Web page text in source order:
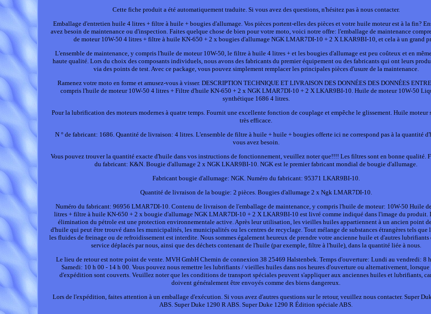
Cette fiche produit a été automatiquement traduite. Si vous avez des questions, n'hésitez pas à nous contacter.
Emballage d'entretien huile 4 litres + filtre à huile + bougies d'allumage. Vos pièces portent-elles des pièces et votre huile moteur est à la fin?
avez besoin de maintenance ou d'inspection. Faites quelque chose de bien pour votre moto, voici notre offre: l'emballage de maintenance
de moteur 10W-50 4 litres + filtre à huile KN-650 + 2 x bougies d'allumage NGK LMAR7DI-10 + 2 X LKAR9BI-10, et cela à un grand
L'ensemble de maintenance, y compris l'huile de moteur 10W-50, le filtre à huile 4 litres + et les bougies d'allumage est peu coûteux et en
haute qualité. Lors du choix des composants individuels, nous avons des fabricants du premier équipement ou des fabricants qui ont leurs
via des points de test. Avec ce package, vous pouvez simplement remplacer les principales pièces d'usure de la maintenance.
Ramenez votre moto en forme et amusez-vous à visser. DESCRIPTION TECHNIQUE ET LIVRAISON DES DONNÉES DES DONNÉES
compris l'huile de moteur 10W-50 4 litres + Filtre d'huile KN-650 + 2 x NGK LMAR7DI-10 + 2 X LKAR9BI-10. Huile de moteur 10W-50
synthétique 1686 4 litres.
Pour la lubrification des moteurs modernes à quatre temps. Fournit une excellente fonction de couplage et empêche le glissement. Huile moteur
très efficace.
N ° de fabricant: 1686. Quantité de livraison: 4 litres. L'ensemble de filtre à huile + huile + bougies offerte ici ne correspond pas à la quantité
vous avez besoin.
Vous pouvez trouver la quantité exacte d'huile dans vos instructions de fonctionnement, veuillez noter que!!!! Les filtres sont en bonne qualité.
du fabricant: K&N. Bougie d'allumage 2 x NGK LKAR9BI-10. NGK est le premier fabricant mondial de bougie d'allumage.
Fabricant bougie d'allumage: NGK. Numéro du fabricant: 95371 LKAR9BI-10.
Quantité de livraison de la bougie: 2 pièces. Bougies d'allumage 2 x Ngk LMAR7DI-10.
Numéro du fabricant: 96956 LMAR7DI-10. Contenu de livraison de l'emballage de maintenance, y compris l'huile de moteur: 10W-50 Huile
litres + filtre à huile KN-650 + 2 x bougie d'allumage NGK LMAR7DI-10 + 2 X LKAR9BI-10 est livré comme indiqué dans l'image du produit.
élimination du pétrole est une protection environnementale active. Après leur utilisation, les vieilles huiles appartiennent à un ancien point
d'huile qui peut être trouvé dans les municipalités, les municipalités ou les centres de recyclage. Tout mélange de substances étrangères tels que
les fluides de freinage ou de refroidissement est interdite. Nous sommes également heureux de prendre votre ancienne huile et d'autres
service déplacés par nous, ainsi que des déchets contenant de l'huile (par exemple, filtre à l'huile), dans la quantité liée à nous.
Le lieu de retour est notre point de vente. MVH GmbH Chemin de connexion 38 25469 Halstenbek. Temps d'ouverture: Lundi au vendredi: 8
Samedi: 10 h 00 - 14 h 00. Vous pouvez nous remettre les lubrifiants / vieilles huiles dans nos heures d'ouverture ou alternativement, lorsque
d'expédition sont couverts. Veuillez noter que les conditions de transport spéciales peuvent s'appliquer aux anciennes huiles et lubrifiants,
doivent généralement être envoyés comme des biens dangereux.
Lors de l'expédition, faites attention à un emballage d'exécution. Si vous avez d'autres questions sur le retour, veuillez nous contacter. Super
ABS. Super Duke 1290 R ABS. Super Duke 1290 R Édition spéciale ABS.